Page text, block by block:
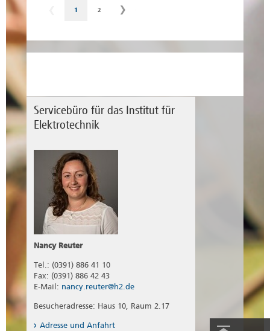
Studienabläufen, Laboren und Vorlesungen
zu verschaffen.
mehr erfahren
1 2
Servicebüro für das Institut für
Elektrotechnik
Nancy Reuter
Tel.: (0391) 886 41 10
Fax: (0391) 886 42 43
E-Mail: nancy.reuter@h2.de
Besucheradresse: Haus 10, Raum 2.17
Adresse und Anfahrt